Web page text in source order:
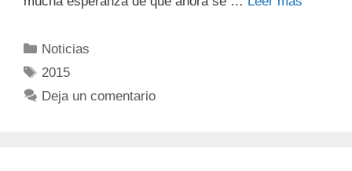
Noticias
2015
Deja un comentario